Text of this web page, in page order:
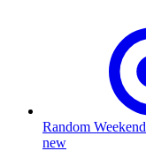
Random Weekend
new